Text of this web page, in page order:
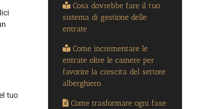
tuo
Cosa dovrebbe fare il tuo
sistema di gestione delle
entrate
Come incrementare le
entrate oltre le camere per
favorire la crescita del settore
alberghiero.
Come trasformare ogni fase